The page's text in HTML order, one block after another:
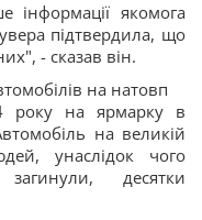
інформації якомога
підтвердила, що
- сказав він.
на натовп
року на ярмарку в
на великій
унаслідок чого
десятки